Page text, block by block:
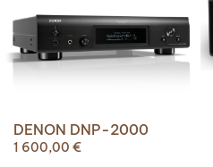
DENON DNP-2000
1 600,00 €